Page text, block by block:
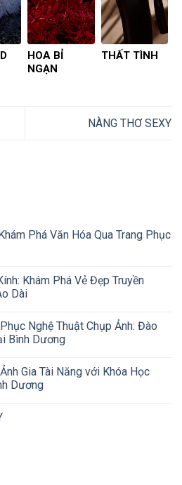
HOA BỈ
NGẠN
THẤT TÌNH
NÀNG THƠ SEXY
Phá Văn Hóa Qua Trang Phục
Khám Phá Vẻ Đẹp Truyền
Dài
Nghệ Thuật Chụp Ảnh: Đào
Bình Dương
Gia Tài Năng với Khóa Học
Dương